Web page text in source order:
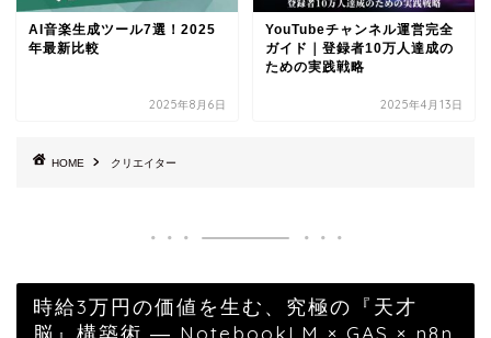
AI音楽生成ツール7選！2025
年最新比較
2025年8月6日
YouTubeチャンネル運営完全
ガイド｜登録者10万人達成の
ための実践戦略
2025年4月13日
HOME クリエイター
時給3万円の価値を生む、究極の『天才
脳』構築術 ― NotebookLM × GAS × n8n